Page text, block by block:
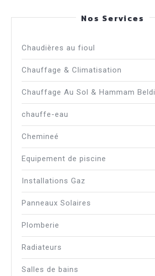
Nos Services
Chaudières au fioul
Chauffage & Climatisation
Chauffage Au Sol & Hammam Beldi
chauffe-eau
Chemineé
Equipement de piscine
Installations Gaz
Panneaux Solaires
Plomberie
Radiateurs
Salles de bains